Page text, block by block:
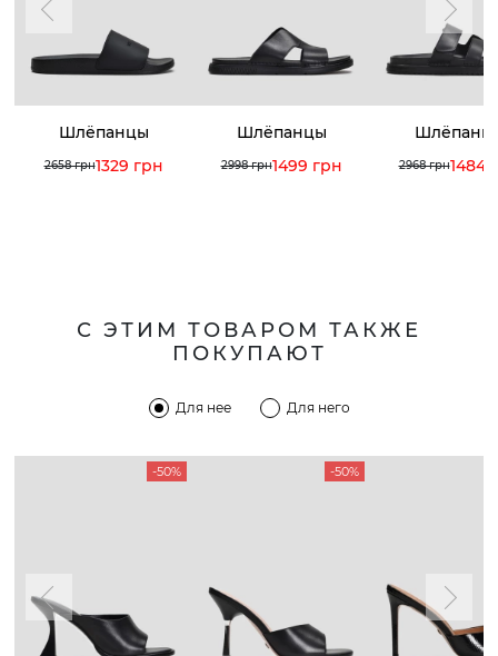
Шлёпанцы
2658 грн1329 грн
Шлёпанцы
2998 грн1499 грн 2968 грн1484
С ЭТИМ ТОВАРОМ ТАКЖЕ
ПОКУПАЮТ
Для нее Для него
-50% -50%